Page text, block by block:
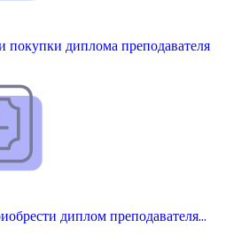
покупки диплома преподавателя
диплом преподавателя…